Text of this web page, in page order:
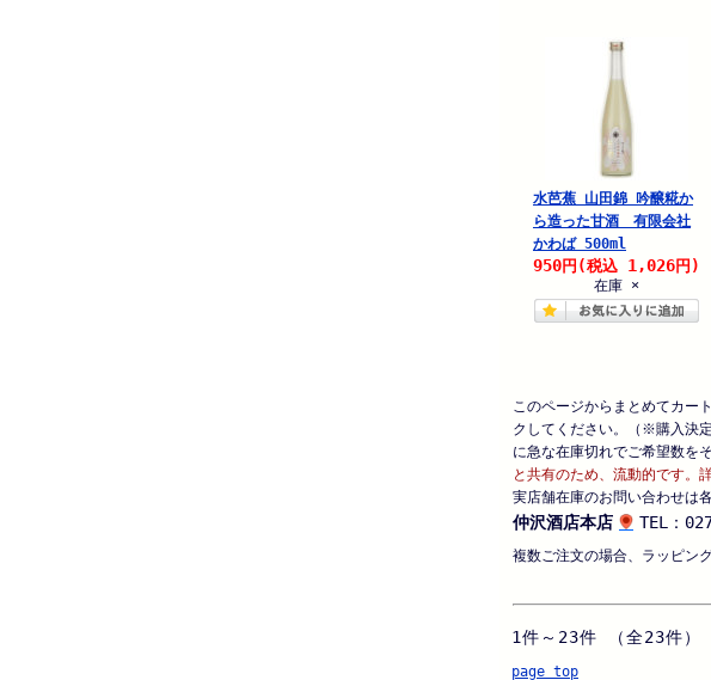
水芭蕉 山田錦 吟醸糀か
ら造った甘酒 有限会社
かわば 500ml
950円 (税込 1,026円)
在庫 ×
このページからまとめてカー
クしてください。（※購入決
に急な在庫切れでご希望数を
と共有のため、流動的です。
実店舗在庫のお問い合わせは
仲沢酒店本店 TEL：
複数ご注文の場合、ラッピン
1件～23件 （全23件）
page top